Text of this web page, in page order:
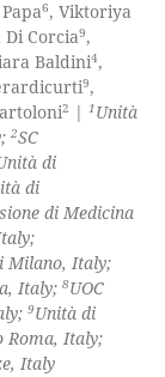
6, Viktoriya
Di Corcia9,
Baldini4,
9,
2 |1 Unità
2SC
di
di
di Medicina
Milano, Italy;
Italy;8UOC
9Unità di
Roma, Italy;
Italy